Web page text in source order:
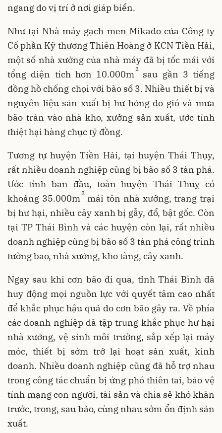
ngang do vị trí ở nơi giáp biển.
Như tại Nhà máy gạch men Mikado của Công ty
Cổ phần Kỹ thương Thiên Hoàng ở KCN Tiền Hải,
một số nhà xưởng của nhà máy đã bị tốc mái với
tổng diện tích hơn 10.000m2 sau gần 3 tiếng
đồng hồ chống chọi với bão số 3. Nhiều thiết bị và
nguyên liệu sản xuất bị hư hỏng do gió và mưa
bão tràn vào nhà kho, xưởng sản xuất, ước tính
thiệt hại hàng chục tỷ đồng.
Tương tự huyện Tiền Hải, tại huyện Thái Thụy,
rất nhiều doanh nghiệp cũng bị bão số 3 tàn phá.
Ước tính ban đầu, toàn huyện Thái Thuỵ có
khoảng 35.000m2mái tôn nhà xưởng, trang trại
bị hư hại, nhiều cây xanh bị gẫy, đổ, bật gốc. Còn
tại TP Thái Bình và các huyện còn lại, rất nhiều
doanh nghiệp cũng bị bão số 3 tàn phá công trình
tường bao, nhà xưởng, kho tàng, cây xanh.
Ngay sau khi cơn bão đi qua, tỉnh Thái Bình đã
huy động mọi nguồn lực với quyết tâm cao nhất
để khắc phục hậu quả do cơn bão gây ra. Về phía
các doanh nghiệp đã tập trung khắc phục hư hại
nhà xưởng, vệ sinh môi trường, sắp xếp lại máy
móc, thiết bị sớm trở lại hoạt sản xuất, kinh
doanh. Nhiều doanh nghiệp cũng đã hỗ trợ nhau
trong công tác chuẩn bị ứng phó thiên tai, bảo vệ
tính mạng con người, tài sản và chia sẻ khó khăn
trước, trong, sau bão, cùng nhau sớm ổn định sản
xuất.